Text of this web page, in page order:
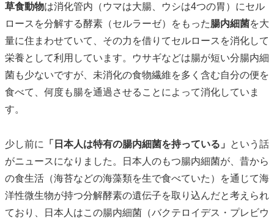
草食動物は消化管内（ウマは大腸、ウシは4つの胃）にセル
ロースを分解する酵素（セルラーゼ）をもった腸内細菌を大
量に住まわせていて、その力を借りてセルロースを消化して
栄養として利用しています。ウサギなどは腸が短い分腸内細
菌も少ないですが、未消化の食物繊維を多く含む自分の便を
食べて、何度も腸を通過させることによって消化していま
す。
少し前に 「 日本人は特有の腸内細菌を持っている 」
という話
がニュースになりました。日本人のもつ腸内細菌が、昔から
の食生活（海苔などの海藻類を生で食べていた）を通じて海
洋性微生物が持つ分解酵素の遺伝子を取り込んだと考えられ
ており、日本人はこの腸内細菌（バクテロイデス・プレビウ